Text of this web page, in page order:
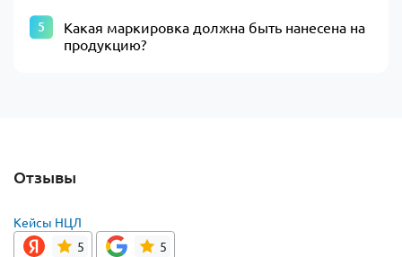
Какая маркировка должна быть нанесена на
продукцию?
Отзывы
Кейсы НЦЛ
5
5